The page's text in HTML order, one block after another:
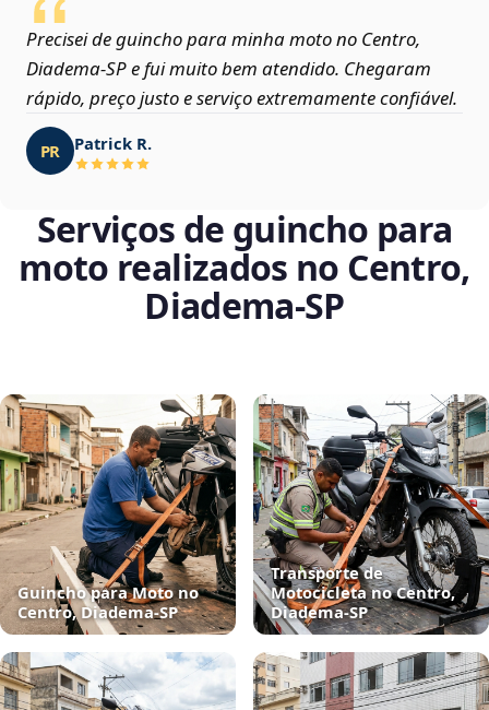
Precisei de guincho para minha moto no Centro,
Diadema‑SP e fui muito bem atendido. Chegaram
rápido, preço justo e serviço extremamente confiável.
PR Patrick R.
Serviços de guincho para
moto realizados no Centro,
Diadema‑SP
Guincho para Moto no
Centro, Diadema‑SP
Transporte de
Motocicleta no Centro,
Diadema‑SP